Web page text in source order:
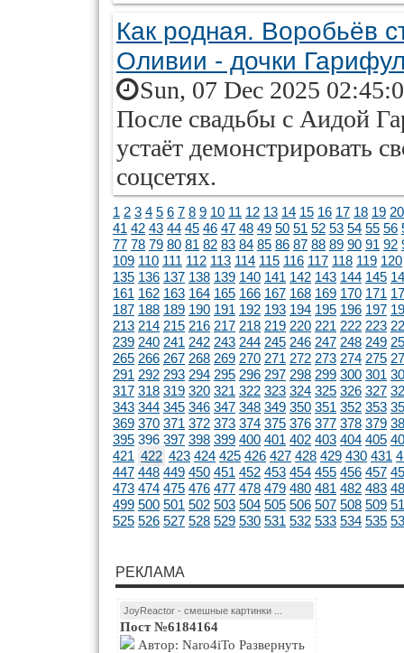
Как родная. Воробьёв
Оливии - дочки
Sun, 07 Dec 2025
После свадьбы с Аидой
устаёт демонстрировать
соцсетях.
1 2 3 4 5 6 7 8 9 10 11 12 13 14 15 16 17 18 19 20
41 42 43 44 45 46 47 48 49 50 51 52 53 54 55 56
77 78 79 80 81 82 83 84 85 86 87 88 89 90 91 92
109 110 111 112 113 114 115 116 117 118 119 120
135 136 137 138 139 140 141 142 143 144 145
161 162 163 164 165 166 167 168 169 170 171
187 188 189 190 191 192 193 194 195 196 197
213 214 215 216 217 218 219 220 221 222 223
239 240 241 242 243 244 245 246 247 248 249
265 266 267 268 269 270 271 272 273 274 275
291 292 293 294 295 296 297 298 299 300 301
317 318 319 320 321 322 323 324 325 326 327
343 344 345 346 347 348 349 350 351 352 353
369 370 371 372 373 374 375 376 377 378 379
395 396 397 398 399 400 401 402 403 404 405
421 422 423 424 425 426 427 428 429 430 431
447 448 449 450 451 452 453 454 455 456 457
473 474 475 476 477 478 479 480 481 482 483
499 500 501 502 503 504 505 506 507 508 509
525 526 527 528 529 530 531 532 533 534 535
РЕКЛАМА
JoyReactor - смешные картинки ...
Пост №6184164